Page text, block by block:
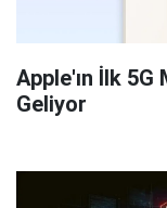
Apple'ın İlk
Geliyor